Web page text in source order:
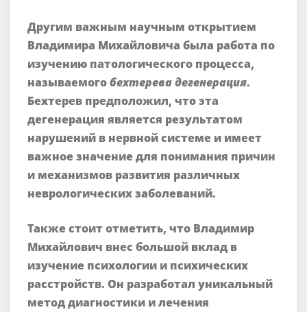
Другим важным научным открытием
Владимира Михайловича была работа по
изучению патологического процесса,
называемогобехтерева дегенерация.
Бехтерев предположил, что эта
дегенерация является результатом
нарушений в нервной системе и имеет
важное значение для понимания причин
и механизмов развития различных
неврологических заболеваний.
Также стоит отметить, что Владимир
Михайлович внес большой вклад в
изучение психологии и психических
расстройств. Он разработал уникальный
метод диагностики и лечения